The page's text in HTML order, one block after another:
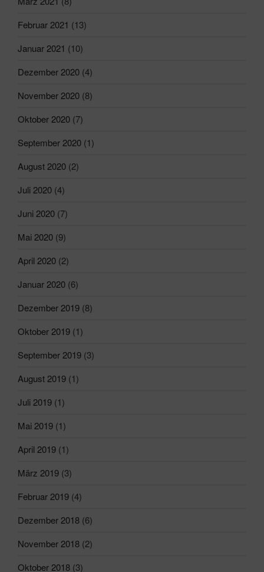
Februar 2021 (13)
Januar 2021 (10)
Dezember 2020 (4)
November 2020 (8)
Oktober 2020 (7)
September 2020 (1)
August 2020 (2)
Juli 2020 (4)
Juni 2020 (7)
Mai 2020 (9)
April 2020 (2)
Januar 2020 (6)
Dezember 2019 (8)
Oktober 2019 (1)
September 2019 (3)
August 2019 (1)
Juli 2019 (1)
Mai 2019 (1)
April 2019 (1)
März 2019 (3)
Februar 2019 (4)
Dezember 2018 (6)
November 2018 (2)
Oktober 2018 (3)